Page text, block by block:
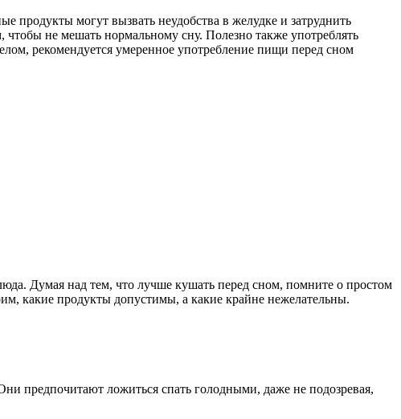
могут вызвать неудобства в желудке и затруднить
не мешать нормальному сну. Полезно также употреблять
рекомендуется умеренное употребление пищи перед сном
Думая над тем, что лучше кушать перед сном, помните о простом
какие продукты допустимы, а какие крайне нежелательны.
предпочитают ложиться спать голодными, даже не подозревая,